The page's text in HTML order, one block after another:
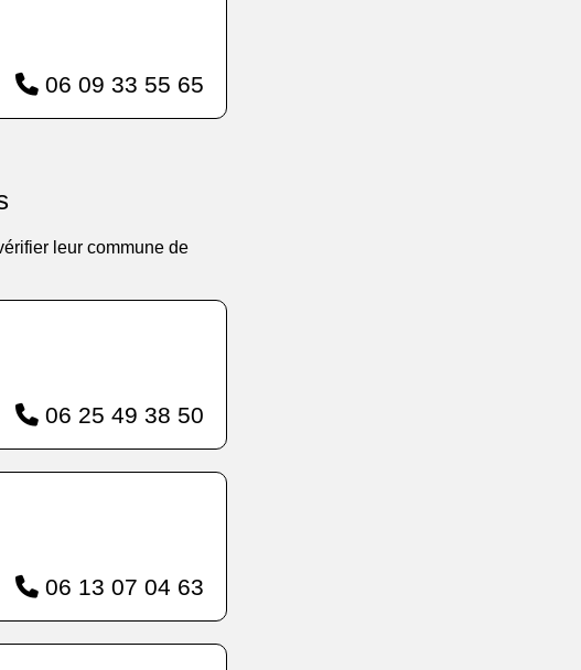
06 09 33 55 65
leur commune de
06 25 49 38 50
06 13 07 04 63